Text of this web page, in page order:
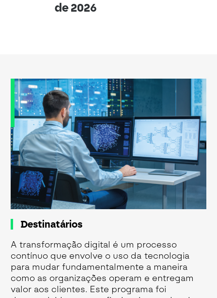
de 2026
Destinatários
A transformação digital é um processo
contínuo que envolve o uso da tecnologia
para mudar fundamentalmente a maneira
como as organizações operam e entregam
valor aos clientes. Este programa foi